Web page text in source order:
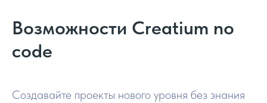
Возможности Creatium no
code
Создавайте проекты нового уровня без знания